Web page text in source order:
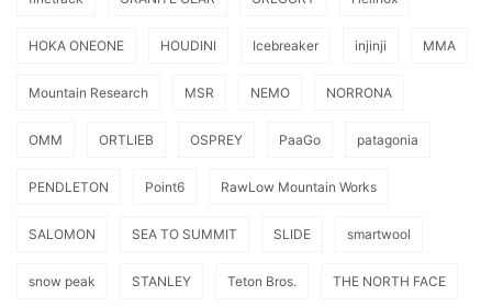
HOKA ONEONE HOUDINI Icebreaker injinji MMA
Mountain Research MSR NEMO NORRONA
OMM ORTLIEB OSPREY PaaGo patagonia
PENDLETON Point6 RawLow Mountain Works
SALOMON SEA TO SUMMIT SLIDE smartwool
snow peak STANLEY Teton Bros. THE NORTH FACE